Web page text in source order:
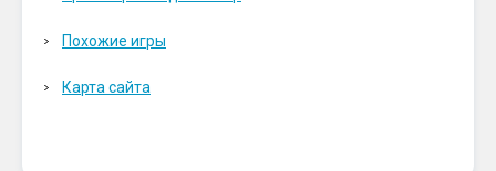
Похожие игры
Карта сайта